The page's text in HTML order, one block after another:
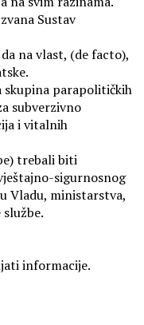
Sustav
na vlast, (de facto),
skupina parapolitičkih
subverzivno
i vitalnih
trebali biti
sigurnosnog
Vladu, ministarstva,
informacije.